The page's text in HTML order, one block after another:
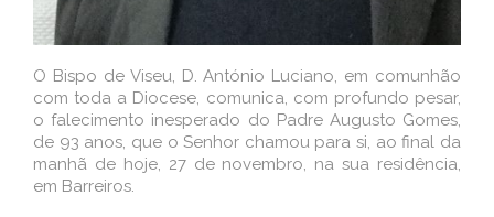
O Bispo de Viseu, D. António Luciano, em comunhão
com toda a Diocese, comunica, com profundo pesar,
o falecimento inesperado do Padre Augusto Gomes,
de 93 anos, que o Senhor chamou para si, ao final da
manhã de hoje, 27 de novembro, na sua residência,
em Barreiros.